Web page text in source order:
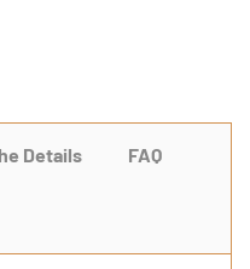
Details FAQ